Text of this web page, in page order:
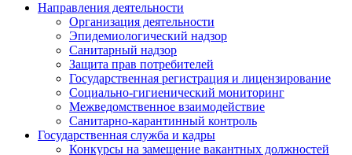
Направления деятельности
Организация деятельности
Эпидемиологический надзор
Санитарный надзор
Защита прав потребителей
Государственная регистрация и лицензирование
Социально-гигиенический мониторинг
Межведомственное взаимодействие
Санитарно-карантинный контроль
Государственная служба и кадры
Конкурсы на замещение вакантных должностей